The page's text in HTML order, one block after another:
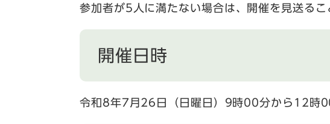
参加者が5人に満たない場合は、開催を見送るこ
開催日時
令和8年7月26日（日曜日）9時00分から12時